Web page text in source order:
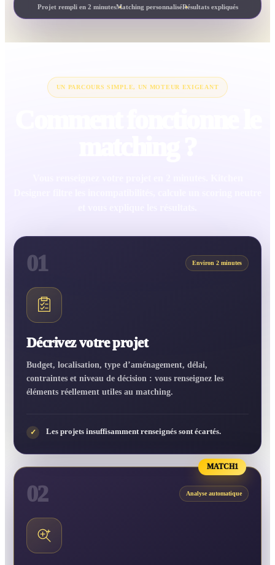
Projet rempli en 2 minutesMatching personnaliséRésultats expliqués
UN PARCOURS SIMPLE, UN MOTEUR EXIGEANT
01 Environ 2 minutes
Décrivez votre projet
Budget, localisation, type d’aménagement, délai,
contraintes et niveau de décision : vous renseignez les
éléments réellement utiles au matching.
✓ Les projets insuffisamment renseignés sont écartés.
MATCH1
02 Analyse automatique